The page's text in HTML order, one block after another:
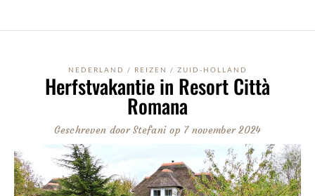
NEDERLAND / REIZEN / ZUID-HOLLAND
Herfstvakantie in Resort Città
Romana
Geschreven doorStefani op 7 november 2024